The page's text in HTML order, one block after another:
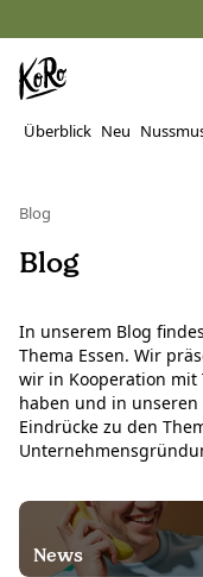
Überblick Neu
Blog
Blog
In unserem Blog
Thema Essen. Wir
wir in Kooperation mit
haben und in
Eindrücke zu den
News